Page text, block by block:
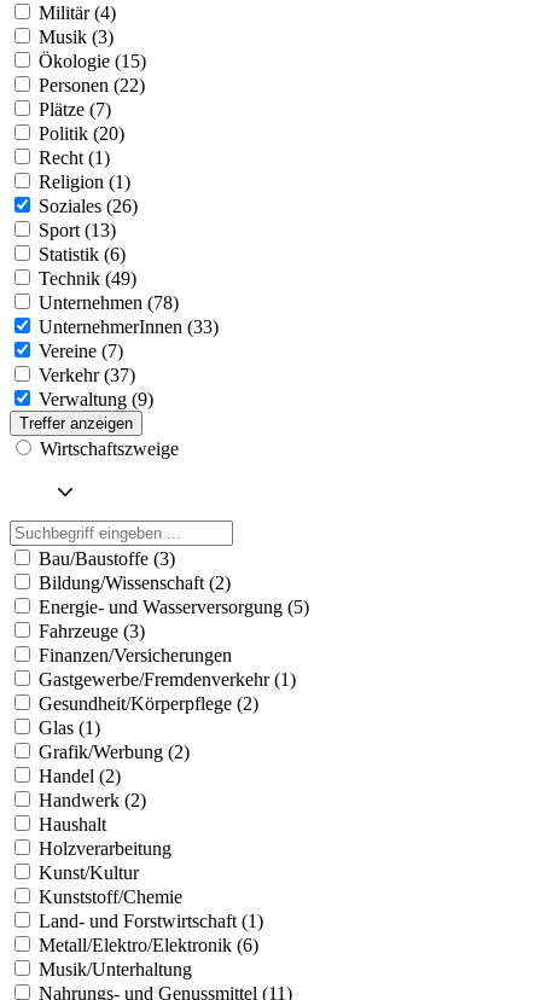
Militär (4)
Musik (3)
Ökologie (15)
Personen (22)
Plätze (7)
Politik (20)
Recht (1)
Religion (1)
Soziales (26)
Sport (13)
Statistik (6)
Technik (49)
Unternehmen (78)
UnternehmerInnen (33)
Vereine (7)
Verkehr (37)
Verwaltung (9)
Treffer anzeigen
Wirtschaftszweige
Bau/Baustoffe (3)
Bildung/Wissenschaft (2)
Energie- und Wasserversorgung (5)
Fahrzeuge (3)
Finanzen/Versicherungen
Gastgewerbe/Fremdenverkehr (1)
Gesundheit/Körperpflege (2)
Glas (1)
Grafik/Werbung (2)
Handel (2)
Handwerk (2)
Haushalt
Holzverarbeitung
Kunst/Kultur
Kunststoff/Chemie
Land- und Forstwirtschaft (1)
Metall/Elektro/Elektronik (6)
Musik/Unterhaltung
Nahrungs- und Genussmittel (11)